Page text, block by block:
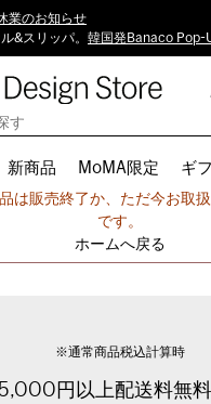
業のお知らせ
&スリッパ。 韓国発Banaco Pop-
新商品 MoMA限定 ギ
申し訳ございません。
は販売終了か、ただ今お取
です。
ホームへ戻る
※通常商品税込計算時
円以上配送料無料